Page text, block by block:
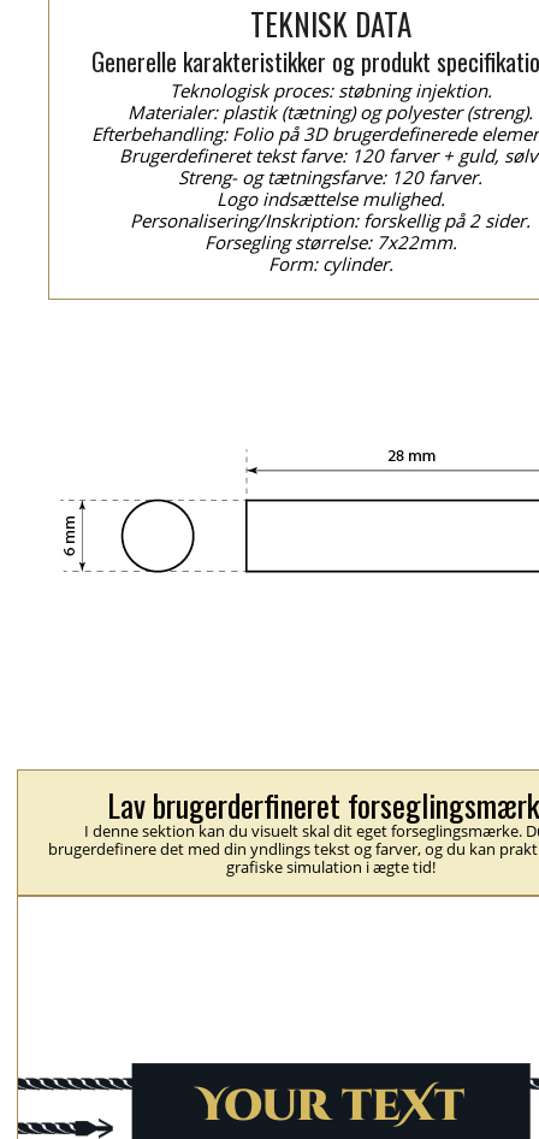
TEKNISK DATA
Generelle karakteristikker og produkt
Teknologisk proces: støbning injektion.
Materialer: plastik (tætning) og polyester (streng).
Efterbehandling: Folio på 3D brugerdefinerede
Brugerdefineret tekst farve: 120 farver + guld,
Streng- og tætningsfarve: 120 farver.
Logo indsættelse mulighed.
Personalisering/Inskription: forskellig på 2 sider.
Forsegling størrelse: 7x22mm.
Form: cylinder.
Lav brugerderfineret
I denne sektion kan du visuelt skal dit eget forseglingsmærke.
brugerdefinere det med din yndlings tekst og farver, og du kan
grafiske simulation i ægte tid!